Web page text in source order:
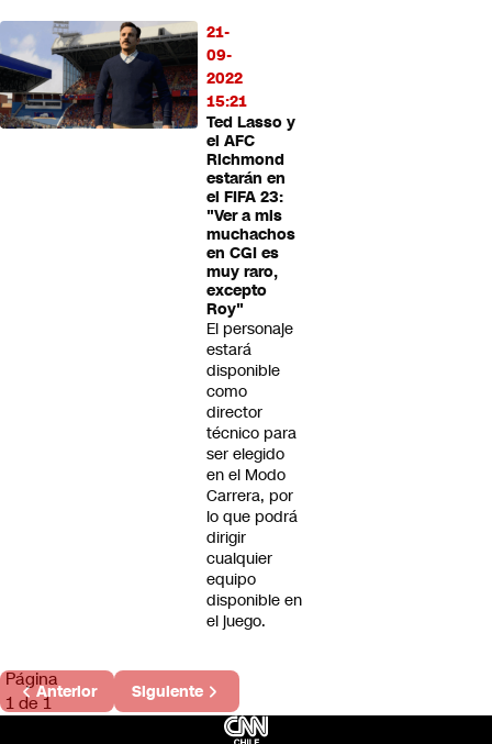
21-
09-
2022
15:21
Ted Lasso y
el AFC
Richmond
estarán en
el FIFA 23:
"Ver a mis
muchachos
en CGI es
muy raro,
excepto
Roy"
El personaje
estará
disponible
como
director
técnico para
ser elegido
en el Modo
Carrera, por
lo que podrá
dirigir
cualquier
equipo
disponible en
el juego.
Página
1 de 1
Anterior Siguiente